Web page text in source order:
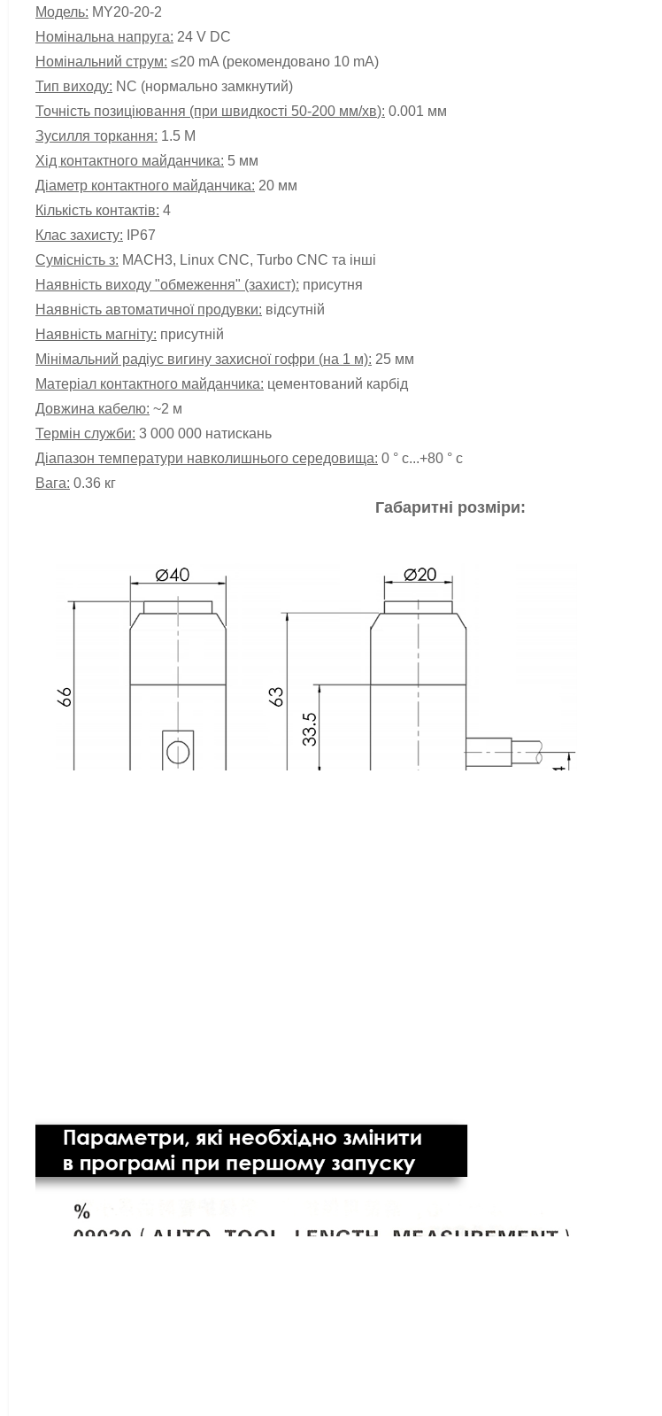
Модель: MY20-20-2
Номінальна напруга: 24 V DC
Номінальний струм: ≤20 mA (рекомендовано 10 mA)
Тип виходу: NС (нормально замкнутий)
Точність позиціювання (при швидкості 50-200 мм/хв): 0.001 мм
Зусилля торкання: 1.5 М
Хід контактного майданчика: 5 мм
Діаметр контактного майданчика: 20 мм
Кількість контактів: 4
Клас захисту: IP67
Сумісність з: MACH3, Linux CNC, Turbo CNC та інші
Наявність виходу "обмеження" (захист): присутня
Наявність автоматичної продувки: відсутній
Наявність магніту: присутній
Мінімальний радіус вигину захисної гофри (на 1 м): 25 мм
Матеріал контактного майданчика: цементований карбід
Довжина кабелю: ~2 м
Термін служби: 3 000 000 натискань
Діапазон температури навколишнього середовища: 0 ° с...+80 ° с
Вага: 0.36 кг
Габаритні розміри: